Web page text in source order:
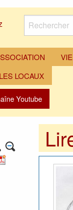
Rechercher
LOCAUX
Youtube